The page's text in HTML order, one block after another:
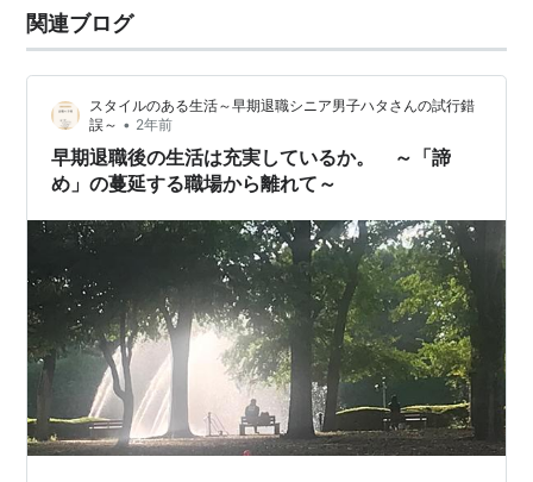
関連ブログ
スタイルのある生活～早期退職シニア男子ハタさんの試行錯
誤～ • 2年前
早期退職後の生活は充実しているか。 ～「諦
め」の蔓延する職場から離れて～